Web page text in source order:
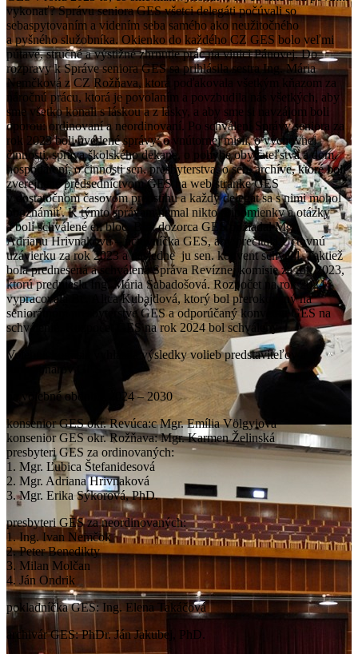
vykonať? Správu seniora GES všetci delegáti počúvali so
sebaspytovaním a videním seba samého ako neužitočného
a pyšného služobníka. Okienko do každého CZ GES bolo veľmi
pútavé, stručné a výstižné zhrnutie prác na vinici Pánovej. Do
rozpravy k Správe seniora GES sa prihlásila sestra Ing. Mária
Nemčková z CZ Rožňava, ktorá poďakovala všetkým kňazom za
náročnú prácu, ktorá je povolaním a povzbudila nás všetkých, aby
sme všetko konali s láskou a z lásky, a aby sme si navzájom boli
oporou: ordinovaní a neordinovaní. Po schválení Správy seniora za
rok 2023 boli uvedené správy: o vnútornej misii, o výchovnej
činnosti, správa školského dekana, o pohybe obyvateľstva a dom.
hospodárení, o činnosti sen. presbyterstva, o sen. archíve, ktoré boli
zverejnené predsedníctvom GES na web stránke GES
v dostatočnom časovom predstihu a každý delegát sa s nimi mohol
oboznámiť. K týmto správam nemal nikto pripomienky a otázky
a boli schválené en bloc. Brat dozorca GES požiadal Mgr.
Adrianu Hrivnakovú – účtovníčka GES, aby prečítala Účtovnú
uzávierku za rok 2023 a následne ju sen. konvent schválil. Taktiež
bola prednesená a schválená Správa Revíznej komisie za rok 2023,
ktorú predniesla Ing. Mária Sabadošová. Rozpočet na rok 2024
vypracovala Bc. Alica Kubajdová, ktorý bol prerokovaný na
seniorátnom presbyterstve GES a odporúčaný konventu GES na
schválenie. Rozpočet GES na rok 2024 bol schválený.
Volebná komisia vyhlásila výsledky volieb predstaviteľov a
funkcionárov GES
na volebné obdobie 2024 – 2030
konsenior GES okr. Revúca:c Mgr. Emília Völgyiová
konsenior GES okr. Rožňava: Mgr. Karmen Želinská
presbyteri GES za ordinovaných:
1. Mgr. Ľubica Štefanidesová
2. Mgr. Adriana Hrivnaková
3. Mgr. Erika Sýkorová, PhD.
presbyteri GES za neordinovaných:
1. Ing. Ivan Nemčok
2. Peter Benedikty
3. Milan Molčan
4. Ján Ondrik
pokladníčka GES: Ing. Elena Takáčová
archivár GES: PhDr. Ján Jakubej, PhD.